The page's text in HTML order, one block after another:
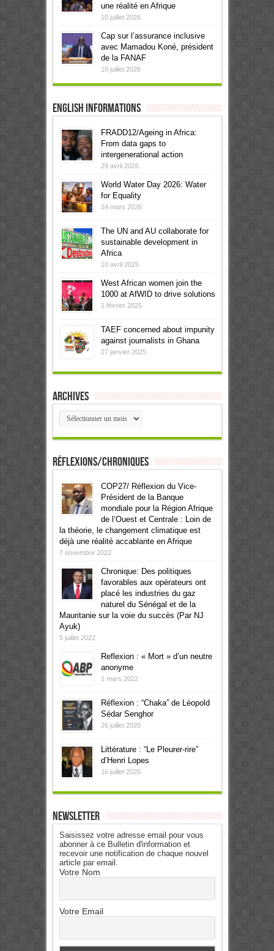
une réalité en Afrique
10 juillet 2026
Cap sur l’assurance inclusive
avec Mamadou Koné, président
de la FANAF
10 juillet 2026
English informations
FRADD12/Ageing in Africa:
From data gaps to
intergenerational action
29 avril 2026
World Water Day 2026: Water
for Equality
24 mars 2026
The UN and AU collaborate for
sustainable development in
Africa
10 avril 2025
West African women join the
1000 at AfWID to drive solutions
1 février 2025
TAEF concerned about impunity
against journalists in Ghana
27 janvier 2025
Archives
Archives
Réflexions/Chroniques
COP27/ Réflexion du Vice-
Président de la Banque
mondiale pour la Région Afrique
de l’Ouest et Centrale : Loin de
la théorie, le changement climatique est
déjà une réalité accablante en Afrique
7 novembre 2022
Chronique: Des politiques
favorables aux opérateurs ont
placé les industries du gaz
naturel du Sénégal et de la
Mauritanie sur la voie du succès (Par NJ
Ayuk)
5 juillet 2022
Reflexion : « Mort » d’un neutre
anonyme
1 mars 2022
Réflexion : “Chaka” de Léopold
Sédar Senghor
26 juillet 2020
Littérature : “Le Pleurer-rire”
d’Henri Lopes
16 juillet 2020
Newsletter
Saisissez votre adresse email pour vous
abonner à ce Bulletin d'information et
recevoir une notification de chaque nouvel
article par email.
Votre Nom
Votre Email